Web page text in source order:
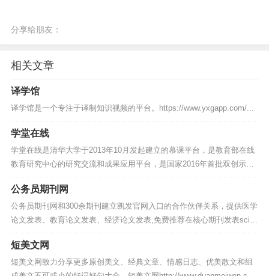
分享给朋友：
相关文章
译学馆
译学馆是一个专注于译制知识视频的平台。https://www.yxgapp.com/...
学堂在线
学堂在线是清华大学于2013年10月发起建立的慕课平台，是教育部在线
教育研究中心的研究交流和成果应用平台，是国家2016年首批双创示范
基地项目，是中国高等教育学会产教融合研究分会副秘书长单位，也是
联合...
公务员期刊网
公务员期刊网和300余期刊建立凯发官网入口的合作伙伴关系，提供医学
论文发表、教育论文发表、经济论文发表,免费推荐在核心期刊发表sci论
文,本站发表职称论文速度快、质量高、服务好。公务员期刊网https://w
ww....
短美文网
短美文网致力分享更多原创美文、经典文章、情感日志、优美散文和组